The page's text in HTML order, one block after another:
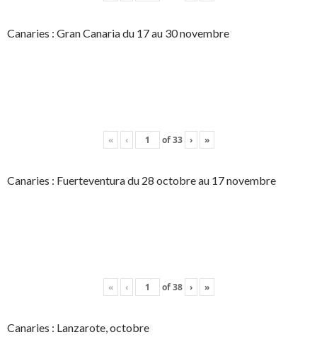
Canaries : Gran Canaria du 17 au 30 novembre
« ‹ of33 › »
Canaries : Fuerteventura du 28 octobre au 17 novembre
« ‹ of38 › »
Canaries : Lanzarote, octobre